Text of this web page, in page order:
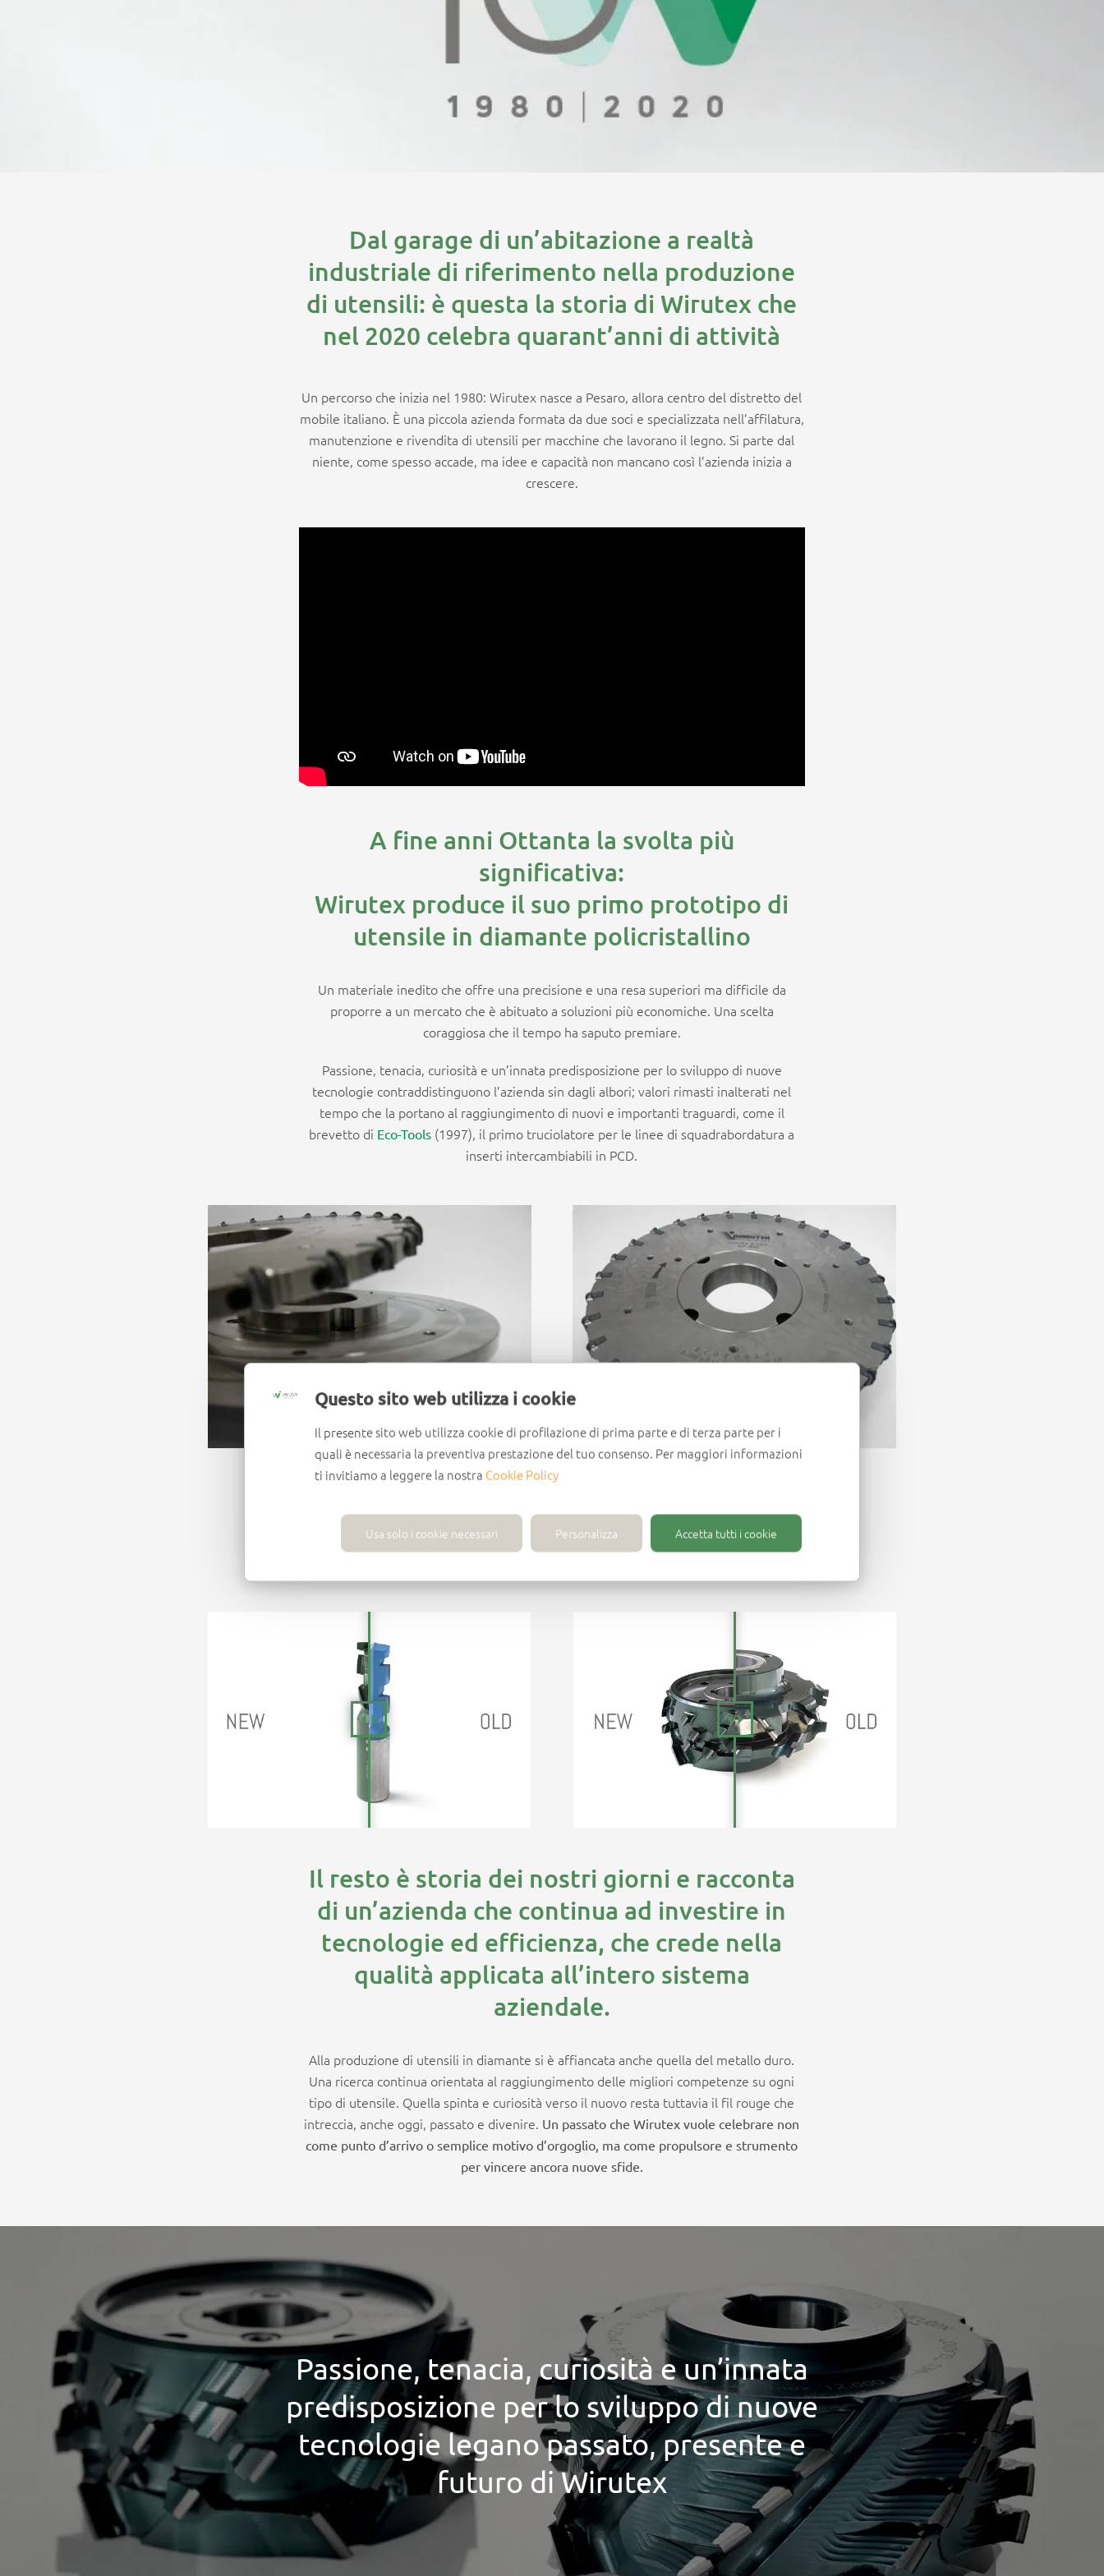
Questo sito web utilizza i cookie
Il presente sito web utilizza cookie di profilazione di prima parte e di terza parte per i
quali è necessaria la preventiva prestazione del tuo consenso. Per maggiori informazioni
ti invitiamo a leggere la nostra Cookie Policy
Usa solo i cookie necessari Personalizza Accetta tutti i cookie
Dal garage di un’abitazione a realtà
industriale di riferimento nella produzione
di utensili: è questa la storia di Wirutex che
nel 2020 celebra quarant’anni di attività
Un percorso che inizia nel 1980: Wirutex nasce a Pesaro, allora centro del distretto del
mobile italiano. È una piccola azienda formata da due soci e specializzata nell’affilatura,
manutenzione e rivendita di utensili per macchine che lavorano il legno. Si parte dal
niente, come spesso accade, ma idee e capacità non mancano così l’azienda inizia a
crescere.
A fine anni Ottanta la svolta più
significativa:
Wirutex produce il suo primo prototipo di
utensile in diamante policristallino
Un materiale inedito che offre una precisione e una resa superiori ma difficile da
proporre a un mercato che è abituato a soluzioni più economiche. Una scelta
coraggiosa che il tempo ha saputo premiare.
Passione, tenacia, curiosità e un’innata predisposizione per lo sviluppo di nuove
tecnologie contraddistinguono l’azienda sin dagli albori; valori rimasti inalterati nel
tempo che la portano al raggiungimento di nuovi e importanti traguardi, come il
brevetto di Eco-Tools (1997), il primo truciolatore per le linee di squadrabordatura a
inserti intercambiabili in PCD.
Eco-Tools |foto dall’archivio Wirutex 1997
Un’idea che segna un nuovo balzo in avanti per Wirutex e le permette di diventare una
realtà sempre più dedita alla produzione. È l’inizio di una nuova era incentrata sempre
Il resto è storia dei nostri giorni e racconta
di un’azienda che continua ad investire in
tecnologie ed efficienza, che crede nella
qualità applicata all’intero sistema
aziendale.
Alla produzione di utensili in diamante si è affiancata anche quella del metallo duro.
Una ricerca continua orientata al raggiungimento delle migliori competenze su ogni
tipo di utensile. Quella spinta e curiosità verso il nuovo resta tuttavia il fil rouge che
intreccia, anche oggi, passato e divenire. Un passato che Wirutex vuole celebrare non
come punto d’arrivo o semplice motivo d’orgoglio, ma come propulsore e strumento
per vincere ancora nuove sfide.
Passione, tenacia, curiosità e un’innata
predisposizione per lo sviluppo di nuove
tecnologie legano passato, presente e
futuro di Wirutex